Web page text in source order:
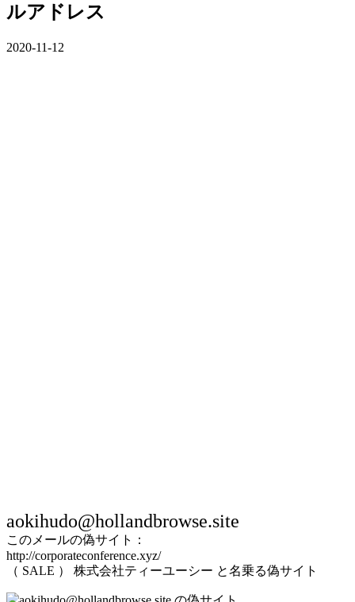
ルアドレス
2020-11-12
aokihudo@hollandbrowse.site
このメールの偽サイト：
http://corporateconference.xyz/
（ SALE ） 株式会社ティーユーシー と名乗る偽サイト